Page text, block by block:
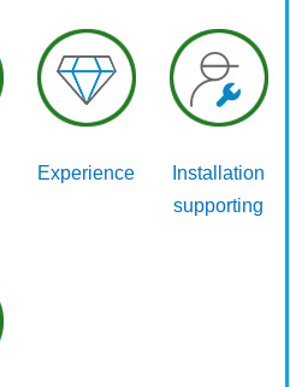
Experience
Installation
supporting